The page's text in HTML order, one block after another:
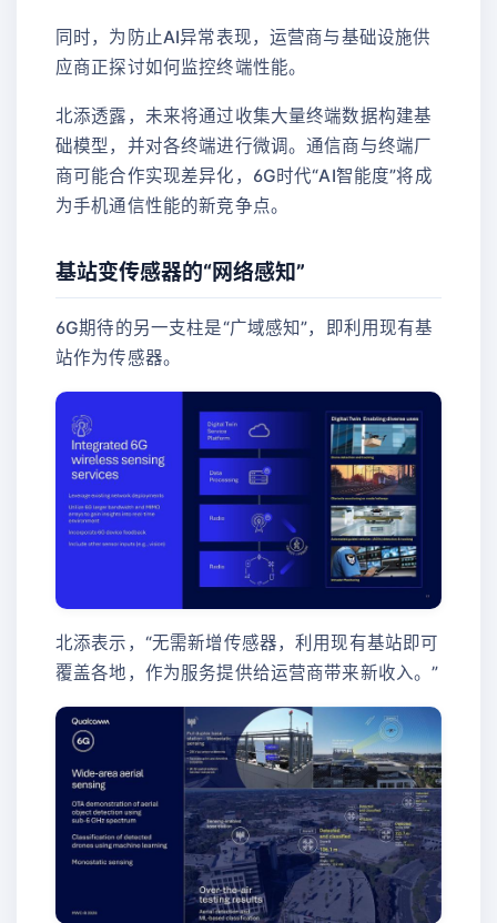
同时，为防止AI异常表现，运营商与基础设施供
应商正探讨如何监控终端性能。
北添透露，未来将通过收集大量终端数据构建基
础模型，并对各终端进行微调。通信商与终端厂
商可能合作实现差异化，6G时代“AI智能度”将成
为手机通信性能的新竞争点。
基站变传感器的“网络感知”
6G期待的另一支柱是“广域感知”，即利用现有基
站作为传感器。
北添表示，“无需新增传感器，利用现有基站即可
覆盖各地，作为服务提供给运营商带来新收入。”